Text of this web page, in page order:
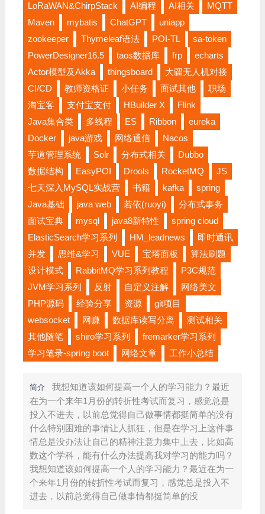
LoRaWAN&ChirpStack
AI编程 AI相关
MQTT
Maven
mybatis ChatGPT
uniapp
zookeeper
Thymeleaf语法 POI-TL
sa-token
PowerDesigner16.5
taos数据库 frp
echarts
Actor模型及Akka
thingsboard
大疆无人机对接
CI/CD
教师资格证 小任务 面试其他
职场
淘宝客
支付宝支付 HBuilder X
Flink
Java集合类
多线程 ES Ribbon
eureka
Docker
java游戏 网络通信
Nacos
芋道管理系统
Solr 分布式相关
Dubbo
数据结构
EasyPOI Drools RocketMQ
JS
七天深入MySQL实战营
书籍 kafka
spring
Java基础
java web 若依(ruoyi)
分布式事务
面试宝典
mysql java8新特性
spring cloud
ElasticSearch学习系列
HM_leadnews
即时通讯
并发
思维&学习 VUE 宝塔面板
算法刷题
设计模式
RabbitMQ学习系列教程
P3C规范
JVM学习系列
反射 自定义注解
网络美文
PHP源码
经验分享 资源
git项目
websocket
网赚 数据库读写分离
测试相关
其他随笔
shiro学习系列
fremarker学习系列
学习笔录-spring boot
网络文章 工作小总结
简介
我想知道该如何提高一个人的学习能力？最近
在为一个来年1月份的转折性考试而复习，感觉总是
投入不进去，以前总觉得自己做事情都挺简单的没有
什么特别困难的事情让人抓狂，但是在学习上这件事
情总是没办法让自己的精神注意力集中上去，比如高
数这个学科，能有什么办法提高我对学习的能力吗？
我想知道该如何提高一个人的学习能力？最近在为一
个来年1月份的转折性考试而复习，感觉总是投入不
进去，以前总觉得自己做事情都挺简单的没